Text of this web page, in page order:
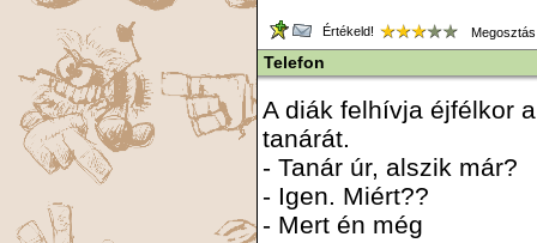
Értékeld!
Telefon
A diák felhívja éjfélkor a
tanárát.
- Tanár úr, alszik már?
- Igen. Miért??
- Mert én még